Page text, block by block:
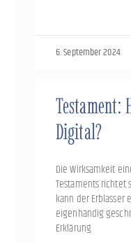
6. September 2024
Digital?
Die Wirksamkeit
Testaments richtet
kann der Erblasser
eigenhändig
Erklärung